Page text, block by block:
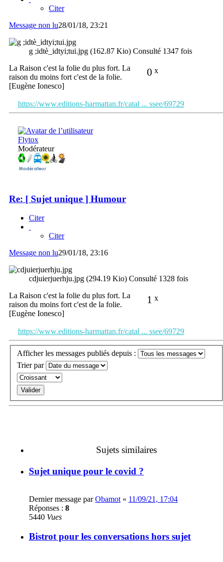
Citer
Message non lu28/01/18, 23:21
g ;idtè_idtyi;tui.jpg (162.87 Kio) Consulté 1347 fois
0 x
La Raison c'est la folie du plus fort. La
raison du moins fort c'est de la folie.
[Eugène Ionesco]
https://www.editions-harmattan.fr/catal ... ssee/69729
Flytox
Modérateur
Re: [ Sujet unique ] Humour
Citer
Citer
Message non lu29/01/18, 23:16
cdjuierjuerhju.jpg (294.19 Kio) Consulté 1328 fois
1 x
La Raison c'est la folie du plus fort. La
raison du moins fort c'est de la folie.
[Eugène Ionesco]
https://www.editions-harmattan.fr/catal ... ssee/69729
Afficher les messages publiés depuis :
Trier par
Sujets similaires
Sujet unique pour le covid ?
Dernier message parObamot « 11/09/21, 17:04
Réponses : 8
5440 Vues
Bistrot pour les conversations hors sujet